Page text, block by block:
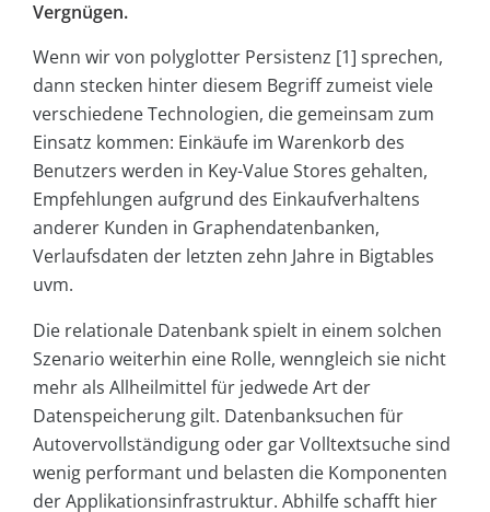
Vergnügen.
Wenn wir von polyglotter Persistenz [1] sprechen,
dann stecken hinter diesem Begriff zumeist viele
verschiedene Technologien, die gemeinsam zum
Einsatz kommen: Einkäufe im Warenkorb des
Benutzers werden in Key-Value Stores gehalten,
Empfehlungen aufgrund des Einkaufverhaltens
anderer Kunden in Graphendatenbanken,
Verlaufsdaten der letzten zehn Jahre in Big­tables
uvm.
Die relationale Datenbank spielt in einem solchen
Szenario weiterhin eine Rolle, wenngleich sie nicht
mehr als Allheilmittel für jedwede Art der
Datenspeicherung gilt. Datenbanksuchen für
Autovervollständigung oder gar Volltextsuche sind
wenig performant und belasten die Komponenten
der Applikationsinfrastruktur. Abhilfe schafft hier